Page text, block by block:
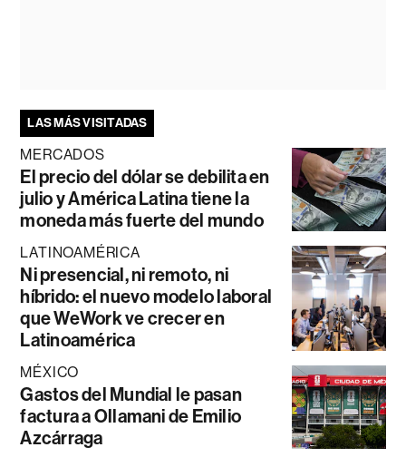
LAS MÁS VISITADAS
MERCADOS
El precio del dólar se debilita en
julio y América Latina tiene la
moneda más fuerte del mundo
LATINOAMÉRICA
Ni presencial, ni remoto, ni
híbrido: el nuevo modelo laboral
que WeWork ve crecer en
Latinoamérica
MÉXICO
Gastos del Mundial le pasan
factura a Ollamani de Emilio
Azcárraga